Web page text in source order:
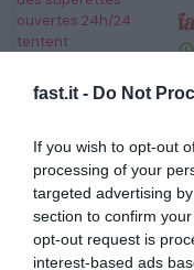
fast.it - Do Not
If you wish to opt-out
processing of your
targeted advertising
section to confirm
opt-out request is
interest-based ads